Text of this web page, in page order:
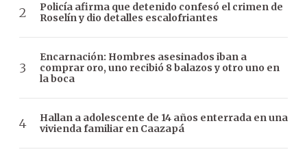
Policía afirma que detenido confesó el crimen de
Roselín y dio detalles escalofriantes
Encarnación: Hombres asesinados iban a
comprar oro, uno recibió 8 balazos y otro uno en
la boca
Hallan a adolescente de 14 años enterrada en una
vivienda familiar en Caazapá